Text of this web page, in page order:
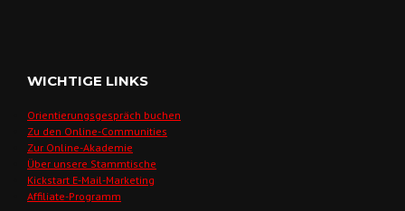
WICHTIGE LINKS
Orientierungsgespräch buchen
Zu den Online-Communities
Zur Online-Akademie
Über unsere Stammtische
Kickstart E-Mail-Marketing
Affiliate-Programm